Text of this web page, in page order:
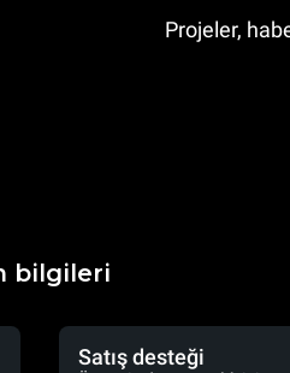
Projeler,
bilgileri
Satış desteği